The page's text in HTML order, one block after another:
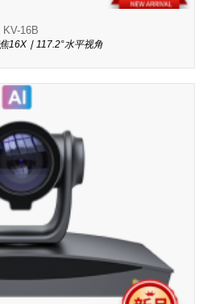
KV-16B
16X ∣ 117.2°水平视角